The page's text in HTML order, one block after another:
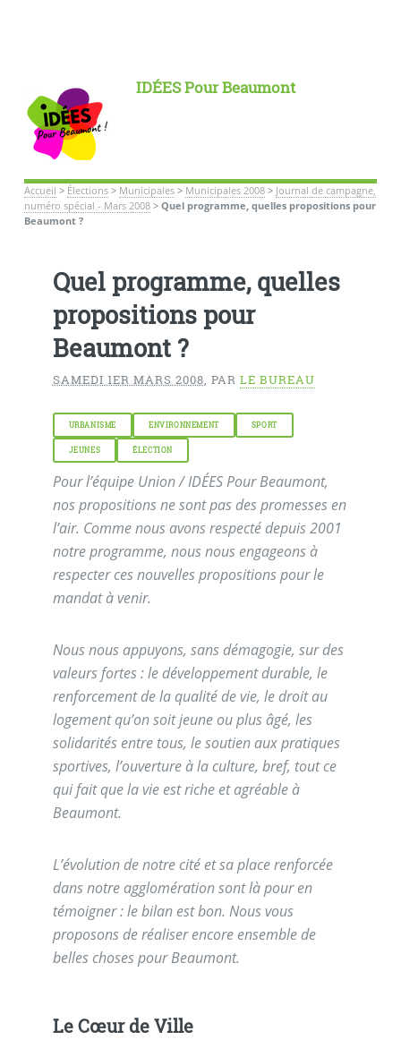
IDÉES Pour Beaumont
Accueil > Élections> Municipales> Municipales 2008> Journal de campagne,
numéro spécial - Mars 2008> Quel programme, quelles propositions pour
Beaumont ?
Quel programme, quelles
propositions pour
Beaumont ?
SAMEDI 1ER MARS 2008, PAR LE BUREAU
URBANISME ENVIRONNEMENT SPORT
JEUNES ÉLECTION
Pour l’équipe Union / IDÉES Pour Beaumont,
nos propositions ne sont pas des promesses en
l’air. Comme nous avons respecté depuis 2001
notre programme, nous nous engageons à
respecter ces nouvelles propositions pour le
mandat à venir.
Nous nous appuyons, sans démagogie, sur des
valeurs fortes : le développement durable, le
renforcement de la qualité de vie, le droit au
logement qu’on soit jeune ou plus âgé, les
solidarités entre tous, le soutien aux pratiques
sportives, l’ouverture à la culture, bref, tout ce
qui fait que la vie est riche et agréable à
Beaumont.
L’évolution de notre cité et sa place renforcée
dans notre agglomération sont là pour en
témoigner : le bilan est bon. Nous vous
proposons de réaliser encore ensemble de
belles choses pour Beaumont.
Le Cœur de Ville